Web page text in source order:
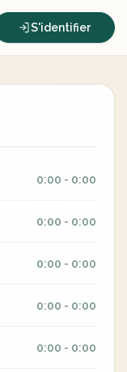
S'identifier
0:00 - 0:00
0:00 - 0:00
0:00 - 0:00
0:00 - 0:00
0:00 - 0:00